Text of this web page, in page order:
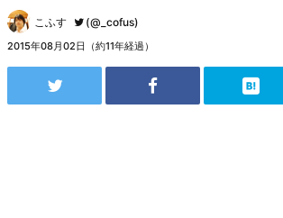
こふす (@_cofus)
2015年08月02日（約11年経過）